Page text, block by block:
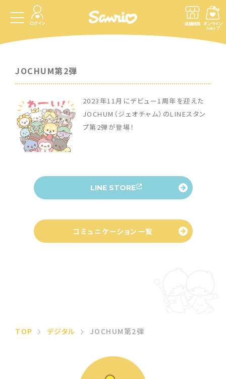
ログイン 店舗検索 オンライン
ショップ
JOCHUM第2弾
2023年11月にデビュー1周年を迎えた
JOCHUM（ジェオチャム）のLINEスタン
プ第2弾が登場！
LINE STORE
コミュニケーション一覧
TOP デジタル JOCHUM第2弾